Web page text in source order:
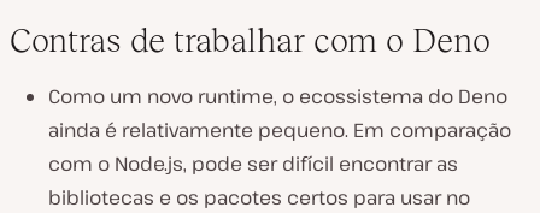
Contras de trabalhar com o Deno
Como um novo runtime, o ecossistema do Deno
ainda é relativamente pequeno. Em comparação
com o Node.js, pode ser difícil encontrar as
bibliotecas e os pacotes certos para usar no